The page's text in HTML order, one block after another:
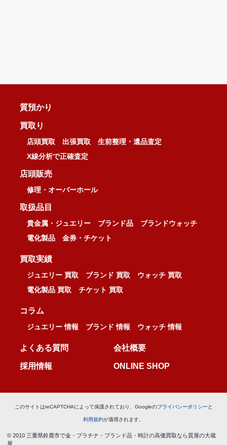
質預かり
買取り
店頭買取 出張買取
生前整理・遺品査定
X線分析で正確査定
店頭販売
修理・オーバーホール
取扱品目
貴金属・ジュエリー ブランド品
ブランドウォッチ
電化製品
金券・チケット
買取実績
ジュエリー 買取 ブランド 買取
ウォッチ 買取
電化製品 買取
チケット 買取
コラム
ジュエリー 情報 ブランド 情報 ウォッチ 情報
よくある質問 会社概要
採用情報 ONLINE SHOP
このサイトはreCAPTCHAによって保護されており、Googleのプライバシーポリシー と
利用規約が適用されます。
© 2010 三重県鈴鹿市で金・プラチナ・ブランド品・時計の高価買取なら質屋の大蔵
屋